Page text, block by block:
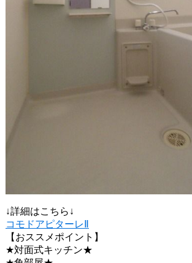
↓詳細はこちら↓
コモドアピターレⅡ
【おススメポイント】
★対面式キッチン★